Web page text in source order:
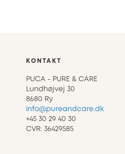
KONTAKT
PUCA - PURE & CARE
Lundhøjvej 30
8680 Ry
info@pureandcare.dk
+45 30 29 40 30
CVR: 36429585